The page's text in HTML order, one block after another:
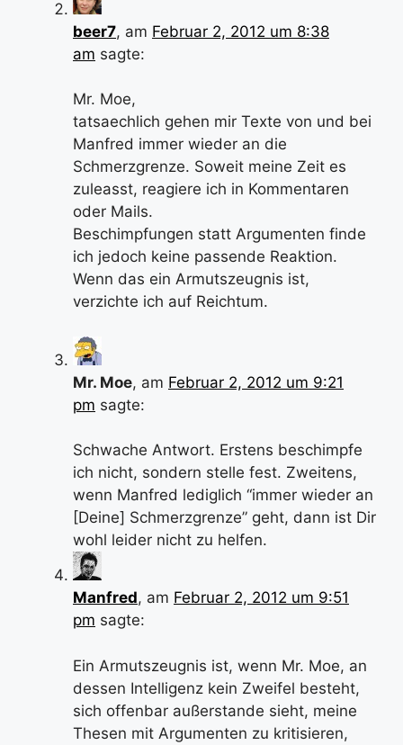
beer7, am Februar 2, 2012 um 8:38
am sagte:
Mr. Moe,
tatsaechlich gehen mir Texte von und bei
Manfred immer wieder an die
Schmerzgrenze. Soweit meine Zeit es
zuleasst, reagiere ich in Kommentaren
oder Mails.
Beschimpfungen statt Argumenten finde
ich jedoch keine passende Reaktion.
Wenn das ein Armutszeugnis ist,
verzichte ich auf Reichtum.
Mr. Moe, am Februar 2, 2012 um 9:21
pm sagte:
Schwache Antwort. Erstens beschimpfe
ich nicht, sondern stelle fest. Zweitens,
wenn Manfred lediglich “immer wieder an
[Deine] Schmerzgrenze” geht, dann ist Dir
wohl leider nicht zu helfen.
Manfred, am Februar 2, 2012 um 9:51
pm sagte:
Ein Armutszeugnis ist, wenn Mr. Moe, an
dessen Intelligenz kein Zweifel besteht,
sich offenbar außerstande sieht, meine
Thesen mit Argumenten zu kritisieren,